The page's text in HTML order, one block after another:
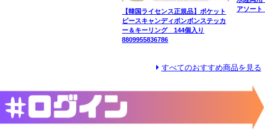
【韓国ライセンス正規品】ポケット
ピースキャンディボンボンステッカ
ー＆キーリング 144個入り
8809955836786
アソー
すべてのおすすめ商品を見る